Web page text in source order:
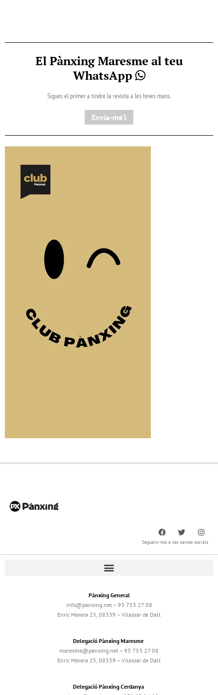
El Pànxing Maresme al teu
WhatsApp
Sigues el primer a tindre la revista a les teves mans.
Envia-me'l
Segueix-nos a les xarxes socials
Pànxing General
info@panxing.net – 93 753 27 08
Enric Morera 25, 08339 – Vilassar de Dalt
Delegació Pànxing Maresme
maresme@panxing.net – 93 753 27 08
Enric Morera 25, 08339 – Vilassar de Dalt
Delegació Pànxing Cerdanya